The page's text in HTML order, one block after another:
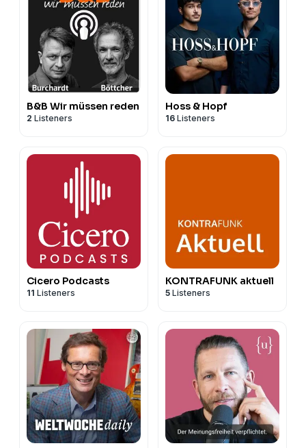
B&B Wir müssen reden
2 Listeners
Hoss & Hopf
16 Listeners
Cicero Podcasts
11 Listeners
KONTRAFUNK aktuell
5 Listeners